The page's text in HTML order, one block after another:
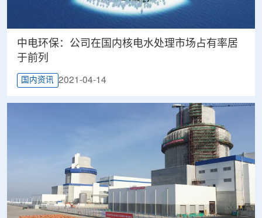
中电环保：公司在国内核电水处理市场占有率居
于前列
国内资讯 2021-04-14